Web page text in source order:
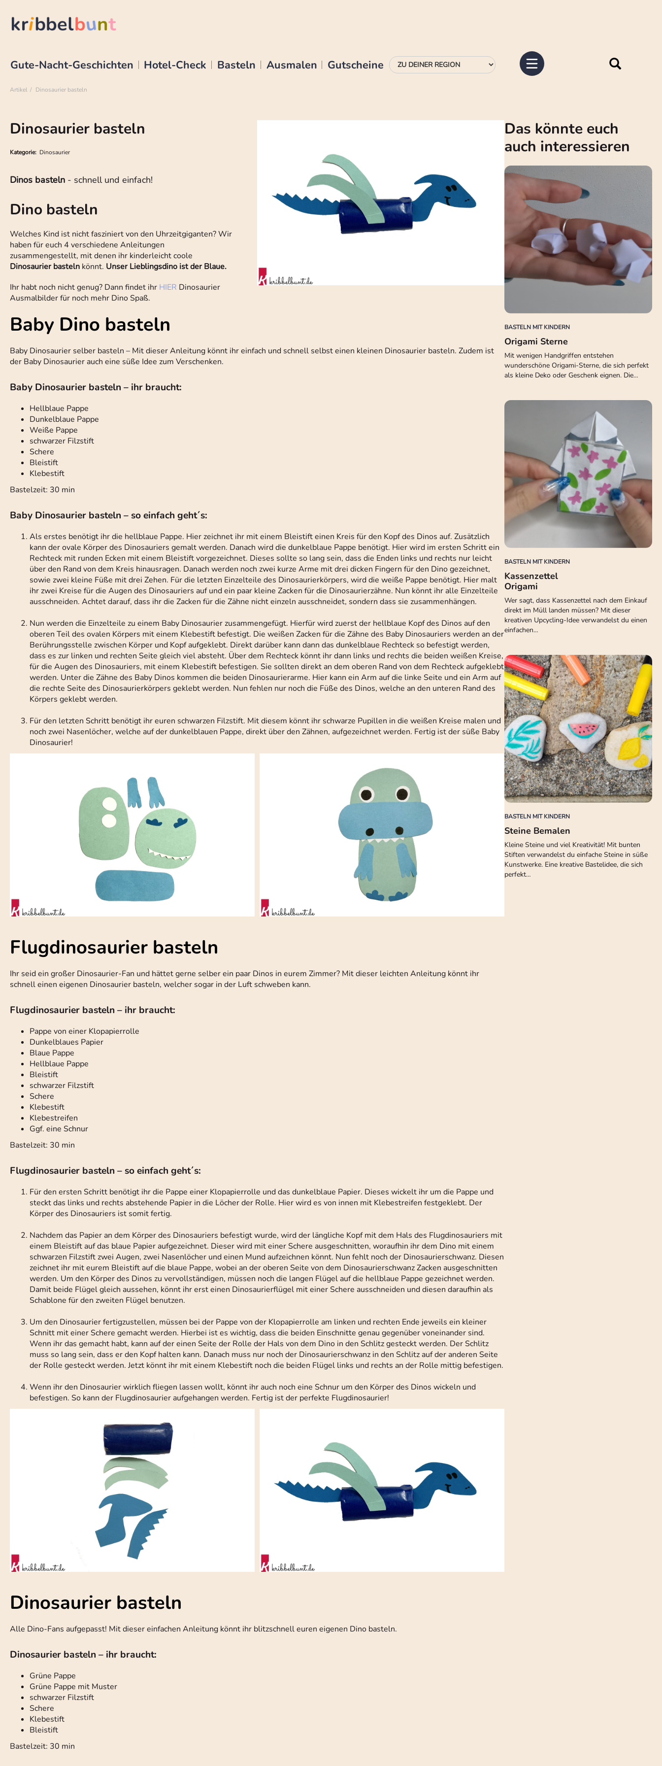
Gute-Nacht-Geschichten Hotel-Check Basteln Ausmalen Gutscheine
Artikel Dinosaurier basteln
Dinosaurier basteln
Kategorie: Dinosaurier
Dinos basteln - schnell und einfach!
Dino basteln
Welches Kind ist nicht fasziniert von den Uhrzeitgiganten? Wir
haben für euch 4 verschiedene Anleitungen
zusammengestellt, mit denen ihr kinderleicht coole
Dinosaurier basteln könnt. Unser Lieblingsdino ist der Blaue.
Ihr habt noch nicht genug? Dann findet ihr HIER Dinosaurier
Ausmalbilder für noch mehr Dino Spaß.
Baby Dino basteln
Baby Dinosaurier selber basteln – Mit dieser Anleitung könnt ihr einfach und schnell selbst einen kleinen Dinosaurier basteln. Zudem ist
der Baby Dinosaurier auch eine süße Idee zum Verschenken.
Baby Dinosaurier basteln – ihr braucht:
Hellblaue Pappe
Dunkelblaue Pappe
Weiße Pappe
schwarzer Filzstift
Schere
Bleistift
Klebestift
Bastelzeit: 30 min
Baby Dinosaurier basteln – so einfach geht´s:
Als erstes benötigt ihr die hellblaue Pappe. Hier zeichnet ihr mit einem Bleistift einen Kreis für den Kopf des Dinos auf. Zusätzlich
kann der ovale Körper des Dinosauriers gemalt werden. Danach wird die dunkelblaue Pappe benötigt. Hier wird im ersten Schritt ein
Rechteck mit runden Ecken mit einem Bleistift vorgezeichnet. Dieses sollte so lang sein, dass die Enden links und rechts nur leicht
über den Rand von dem Kreis hinausragen. Danach werden noch zwei kurze Arme mit drei dicken Fingern für den Dino gezeichnet,
sowie zwei kleine Füße mit drei Zehen. Für die letzten Einzelteile des Dinosaurierkörpers, wird die weiße Pappe benötigt. Hier malt
ihr zwei Kreise für die Augen des Dinosauriers auf und ein paar kleine Zacken für die Dinosaurierzähne. Nun könnt ihr alle Einzelteile
ausschneiden. Achtet darauf, dass ihr die Zacken für die Zähne nicht einzeln ausschneidet, sondern dass sie zusammenhängen.
Nun werden die Einzelteile zu einem Baby Dinosaurier zusammengefügt. Hierfür wird zuerst der hellblaue Kopf des Dinos auf den
oberen Teil des ovalen Körpers mit einem Klebestift befestigt. Die weißen Zacken für die Zähne des Baby Dinosauriers werden an der
Berührungsstelle zwischen Körper und Kopf aufgeklebt. Direkt darüber kann dann das dunkelblaue Rechteck so befestigt werden,
dass es zur linken und rechten Seite gleich viel absteht. Über dem Rechteck könnt ihr dann links und rechts die beiden weißen Kreise,
für die Augen des Dinosauriers, mit einem Klebestift befestigen. Sie sollten direkt an dem oberen Rand von dem Rechteck aufgeklebt
werden. Unter die Zähne des Baby Dinos kommen die beiden Dinosaurierarme. Hier kann ein Arm auf die linke Seite und ein Arm auf
die rechte Seite des Dinosaurierkörpers geklebt werden. Nun fehlen nur noch die Füße des Dinos, welche an den unteren Rand des
Körpers geklebt werden.
Für den letzten Schritt benötigt ihr euren schwarzen Filzstift. Mit diesem könnt ihr schwarze Pupillen in die weißen Kreise malen und
noch zwei Nasenlöcher, welche auf der dunkelblauen Pappe, direkt über den Zähnen, aufgezeichnet werden. Fertig ist der süße Baby
Dinosaurier!
Flugdinosaurier basteln
Ihr seid ein großer Dinosaurier-Fan und hättet gerne selber ein paar Dinos in eurem Zimmer? Mit dieser leichten Anleitung könnt ihr
schnell einen eigenen Dinosaurier basteln, welcher sogar in der Luft schweben kann.
Flugdinosaurier basteln – ihr braucht:
Pappe von einer Klopapierrolle
Dunkelblaues Papier
Blaue Pappe
Hellblaue Pappe
Bleistift
schwarzer Filzstift
Schere
Klebestift
Klebestreifen
Ggf. eine Schnur
Bastelzeit: 30 min
Flugdinosaurier basteln – so einfach geht´s:
Für den ersten Schritt benötigt ihr die Pappe einer Klopapierrolle und das dunkelblaue Papier. Dieses wickelt ihr um die Pappe und
steckt das links und rechts abstehende Papier in die Löcher der Rolle. Hier wird es von innen mit Klebestreifen festgeklebt. Der
Körper des Dinosauriers ist somit fertig.
Nachdem das Papier an dem Körper des Dinosauriers befestigt wurde, wird der längliche Kopf mit dem Hals des Flugdinosauriers mit
einem Bleistift auf das blaue Papier aufgezeichnet. Dieser wird mit einer Schere ausgeschnitten, woraufhin ihr dem Dino mit einem
schwarzen Filzstift zwei Augen, zwei Nasenlöcher und einen Mund aufzeichnen könnt. Nun fehlt noch der Dinosaurierschwanz. Diesen
zeichnet ihr mit eurem Bleistift auf die blaue Pappe, wobei an der oberen Seite von dem Dinosaurierschwanz Zacken ausgeschnitten
werden. Um den Körper des Dinos zu vervollständigen, müssen noch die langen Flügel auf die hellblaue Pappe gezeichnet werden.
Damit beide Flügel gleich aussehen, könnt ihr erst einen Dinosaurierflügel mit einer Schere ausschneiden und diesen daraufhin als
Schablone für den zweiten Flügel benutzen.
Um den Dinosaurier fertigzustellen, müssen bei der Pappe von der Klopapierrolle am linken und rechten Ende jeweils ein kleiner
Schnitt mit einer Schere gemacht werden. Hierbei ist es wichtig, dass die beiden Einschnitte genau gegenüber voneinander sind.
Wenn ihr das gemacht habt, kann auf der einen Seite der Rolle der Hals von dem Dino in den Schlitz gesteckt werden. Der Schlitz
muss so lang sein, dass er den Kopf halten kann. Danach muss nur noch der Dinosaurierschwanz in den Schlitz auf der anderen Seite
der Rolle gesteckt werden. Jetzt könnt ihr mit einem Klebestift noch die beiden Flügel links und rechts an der Rolle mittig befestigen.
Wenn ihr den Dinosaurier wirklich fliegen lassen wollt, könnt ihr auch noch eine Schnur um den Körper des Dinos wickeln und
befestigen. So kann der Flugdinosaurier aufgehangen werden. Fertig ist der perfekte Flugdinosaurier!
Dinosaurier basteln
Alle Dino-Fans aufgepasst! Mit dieser einfachen Anleitung könnt ihr blitzschnell euren eigenen Dino basteln.
Dinosaurier basteln – ihr braucht:
Grüne Pappe
Grüne Pappe mit Muster
schwarzer Filzstift
Schere
Klebestift
Bleistift
Bastelzeit: 30 min
Das könnte euch
auch interessieren
BASTELN MIT KINDERN
Origami Sterne
Mit wenigen Handgriffen entstehen
wunderschöne Origami-Sterne, die sich perfekt
als kleine Deko oder Geschenk eignen. Die…
BASTELN MIT KINDERN
Kassenzettel
Origami
Wer sagt, dass Kassenzettel nach dem Einkauf
direkt im Müll landen müssen? Mit dieser
kreativen Upcycling-Idee verwandelst du einen
einfachen…
BASTELN MIT KINDERN
Steine Bemalen
Kleine Steine und viel Kreativität! Mit bunten
Stiften verwandelst du einfache Steine in süße
Kunstwerke. Eine kreative Bastelidee, die sich
perfekt…